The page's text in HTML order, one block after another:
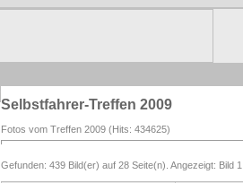
Selbstfahrer-Treffen 2009
Fotos vom Treffen 2009 (Hits: 434625)
Gefunden: 439 Bild(er) auf 28 Seite(n). Angezeigt: Bild